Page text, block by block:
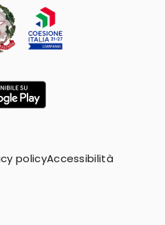
policyAccessibilità